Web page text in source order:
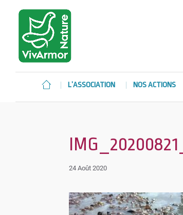
L’ASSOCIATION NOS ACTIONS
24 Août 2020